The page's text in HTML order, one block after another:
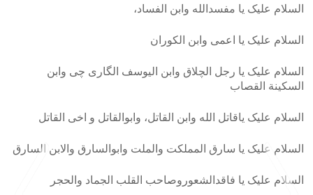
السلام علیک یا مفسدالله وابن الفساد،
السلام علیک یا اعمی وابن الکوران
السلام علیک یا رجل الچلاق وابن الیوسف الگاری چی وابن
السکینة القصاب
السلام علیک یاقاتل الله وابن القاتل، وابوالقاتل و اخی القاتل
السلام علیک یا سارق المملکت والملت وابوالسارق والابن السارق
السلام علیک یا فاقدالشعوروصاحب القلب الجماد والحجر